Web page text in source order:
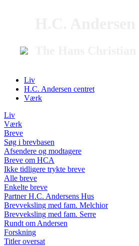
Liv
H.C. Andersen centret
Værk
Liv
Værk
Breve
Søg i brevbasen
Afsendere og modtagere
Breve om HCA
Ikke tidligere trykte breve
Alle breve
Enkelte breve
Partner H.C. Andersens Hus
Brevveksling med fam. Melchior
Brevveksling med fam. Serre
Rundt om Andersen
Forskning
Titler oversat